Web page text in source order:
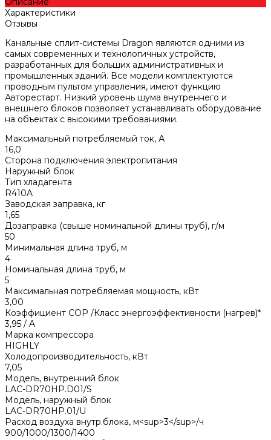
Характеристики
Отзывы
Канальные сплит-системы Dragon являются одними из
самых современных и технологичных устройств,
разработанных для больших административных и
промышленных зданий. Все модели комплектуются
проводным пультом управления, имеют функцию
Авторестарт. Низкий уровень шума внутреннего и
внешнего блоков позволяет устанавливать оборудование
на объектах с высокими требованиями.
Максимальный потребляемый ток, А
16,0
Сторона подключения электропитания
Наружный блок
Тип хладагента
R410A
Заводская заправка, кг
1,65
Дозаправка (свыше номинальной длины труб), г/м
50
Минимальная длина труб, м
4
Номинальная длина труб, м
5
Максимальная потребляемая мощность, кВт
3,00
Коэффициент COP /Класс энергоэффективности (нагрев)*
3,95 / A
Марка компрессора
HIGHLY
Холодопроизводительность, кВт
7,05
Модель, внутренний блок
LAC-DR70HP.D01/S
Модель, наружный блок
LAC-DR70HP.01/U
Расход воздуха внутр.блока, м<sup>3</sup>/ч
900/1000/1300/1400